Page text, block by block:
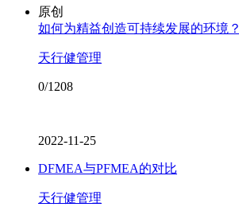
原创
如何为精益创造可持续发展的环境？
天行健管理
0/1208
2022-11-25
DFMEA与PFMEA的对比
天行健管理